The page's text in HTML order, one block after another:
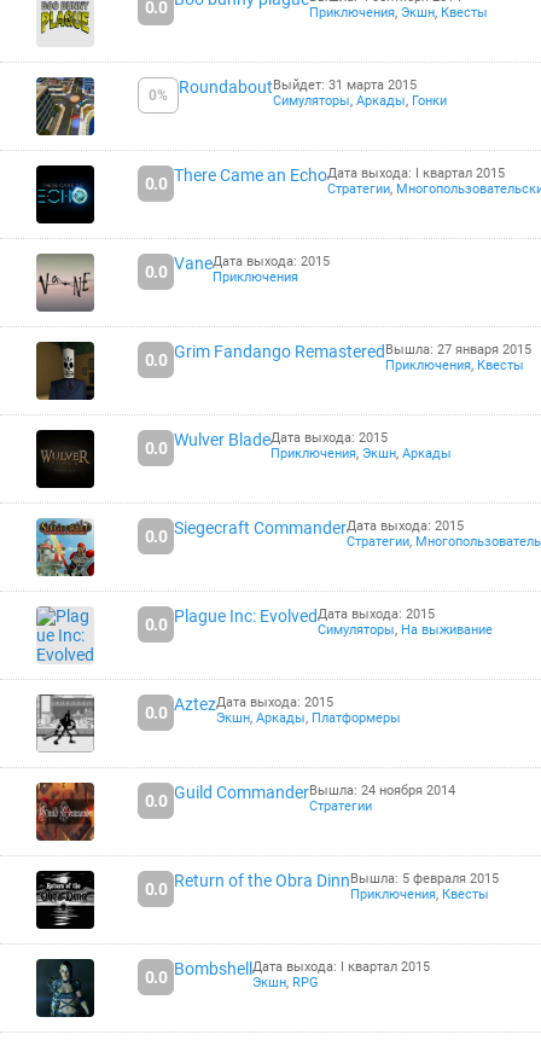
0.0
Приключения, Экшн, Квесты
0% RoundaboutВыйдет: 31 марта 2015
Симуляторы, Аркады, Гонки
0.0 There Came an EchoДата выхода: I квартал 2015
Стратегии,
0.0 VaneДата выхода: 2015
Приключения
0.0 Grim Fandango Remastered Вышла: 27 января 2015
Приключения, Квесты
0.0 Wulver BladeДата выхода: 2015
Приключения, Экшн, Аркады
0.0 Siegecraft CommanderДата выхода: 2015
Стратегии,
0.0 Plague Inc: EvolvedДата выхода: 2015
Симуляторы, На выживание
0.0 AztezДата выхода: 2015
Экшн, Аркады, Платформеры
0.0 Guild CommanderВышла: 24 ноября 2014
Стратегии
0.0 Return of the Obra DinnВышла: 5 февраля 2015
Приключения, Квесты
0.0 Bombshell Дата выхода: I квартал 2015
Экшн, RPG